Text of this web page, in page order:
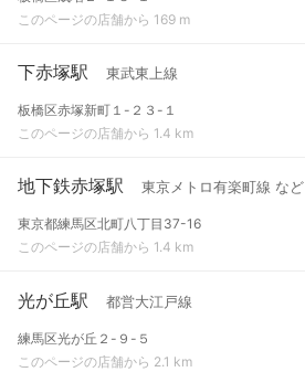
このページの店舗から 169 m
下赤塚駅 東武東上線
板橋区赤塚新町１-２３-１
このページの店舗から 1.4 km
地下鉄赤塚駅 東京メトロ有楽町線 など
東京都練馬区北町八丁目37-16
このページの店舗から 1.4 km
光が丘駅 都営大江戸線
練馬区光が丘２-９-５
このページの店舗から 2.1 km